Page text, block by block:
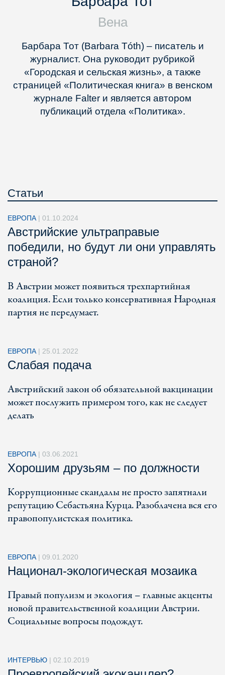
Вена
Барбара Тот (Barbara Tóth) – писатель и
журналист. Она руководит рубрикой
«Городская и сельская жизнь», а также
страницей «Политическая книга» в венском
журнале Falter и является автором
публикаций отдела «Политика».
Статьи
ЕВРОПА | 01.10.2024
Австрийские ультраправые
победили, но будут ли они управлять
страной?
В Австрии может появиться трехпартийная
коалиция. Если только консервативная Народная
партия не передумает.
ЕВРОПА | 25.01.2022
Слабая подача
Австрийский закон об обязательной вакцинации
может послужить примером того, как не следует
делать
ЕВРОПА | 03.06.2021
Хорошим друзьям – по должности
Коррупционные скандалы не просто запятнали
репутацию Себастьяна Курца. Разоблачена вся его
правопопулистская политика.
ЕВРОПА | 09.01.2020
Национал-экологическая мозаика
Правый популизм и экология – главные акценты
новой правительственной коалиции Австрии.
Социальные вопросы подождут.
ИНТЕРВЬЮ | 02.10.2019